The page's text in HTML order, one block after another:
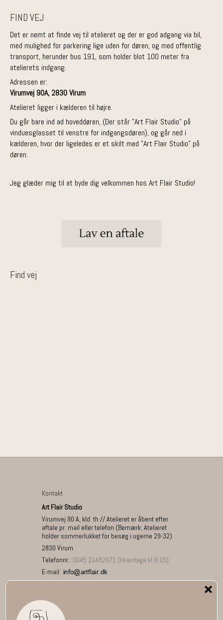
FIND VEJ
Det er nemt at finde vej til atelieret og der er god adgang via bil,
med mulighed for parkering lige uden for døren, og med offentlig
transport, herunder bus 191, som holder blot 100 meter fra
atelierets indgang.
Adressen er:
Virumvej 90A, 2830 Virum
Atelieret ligger i kælderen til højre.
Du går bare ind ad hoveddøren, (Der står "Art Flair Studio" på
vinduesglasset til venstre for indgangsdøren), og går ned i
kælderen, hvor der ligeledes er et skilt med "Art Flair Studio" på
døren.
Jeg glæder mig til at byde dig velkommen hos Art Flair Studio!
Find vej
Kontakt
Art Flair Studio
Virumvej 90 A, kld. th // Atelieret er åbent efter
aftale pr. mail eller telefon (Bemærk: Atelieret
holder sommerlukket for besøg i ugerne 29-32)
2830 Virum
Telefonnr.: 0045 21482071 (Hverdage kl.9-15)
E-mail:
ART FLAIR på Pinterest